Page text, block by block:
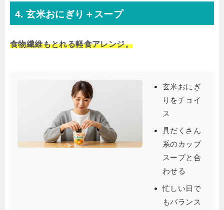
4. 玄米おにぎり＋スープ
食物繊維もとれる軽食アレンジ。
玄米おにぎ
りをチョイ
ス
具だくさん
系のカップ
スープと合
わせる
忙しい日で
もバランス